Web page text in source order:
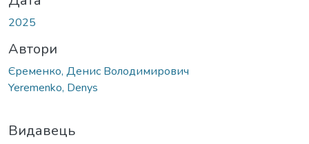
2025
Автори
Єременко, Денис Володимирович
Yeremenko, Denys
Видавець